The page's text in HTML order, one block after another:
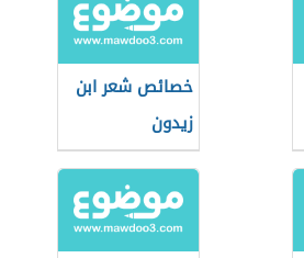
خصائص شعر ابن
زيدون